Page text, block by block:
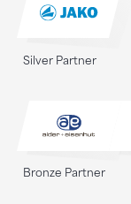
Silver Partner
Bronze Partner